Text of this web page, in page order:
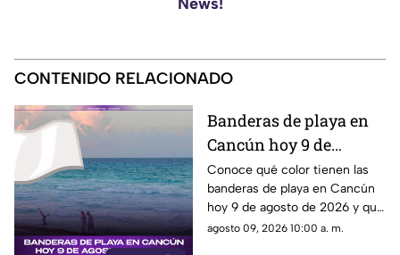
CONTENIDO RELACIONADO
Banderas de playa en
Cancún hoy 9 de
agosto: conoce el color
y su significado
Conoce qué color tienen las
banderas de playa en Cancún
hoy 9 de agosto de 2026 y qué
significa para los visitantes.
agosto 09, 2026 10:00 a. m.